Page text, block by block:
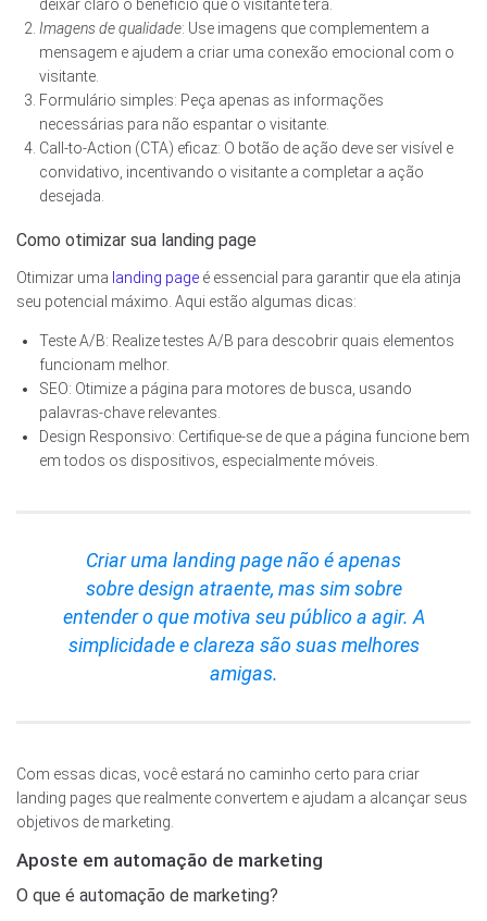
deixar claro o benefício que o visitante terá.
Imagens de qualidade: Use imagens que complementem a
mensagem e ajudem a criar uma conexão emocional com o
visitante.
Formulário simples: Peça apenas as informações
necessárias para não espantar o visitante.
Call-to-Action (CTA) eficaz: O botão de ação deve ser visível e
convidativo, incentivando o visitante a completar a ação
desejada.
Como otimizar sua landing page
Otimizar uma landing page é essencial para garantir que ela atinja
seu potencial máximo. Aqui estão algumas dicas:
Teste A/B: Realize testes A/B para descobrir quais elementos
funcionam melhor.
SEO: Otimize a página para motores de busca, usando
palavras-chave relevantes.
Design Responsivo: Certifique-se de que a página funcione bem
em todos os dispositivos, especialmente móveis.
Criar uma landing page não é apenas
sobre design atraente, mas sim sobre
entender o que motiva seu público a agir. A
simplicidade e clareza são suas melhores
amigas.
Com essas dicas, você estará no caminho certo para criar
landing pages que realmente convertem e ajudam a alcançar seus
objetivos de marketing.
Aposte em automação de marketing
O que é automação de marketing?